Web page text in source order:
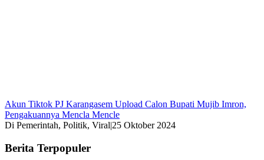
Akun Tiktok PJ Karangasem Upload Calon Bupati Mujib Imron,
Pengakuannya Mencla Mencle
Di Pemerintah, Politik, Viral|25 Oktober 2024
Berita Terpopuler